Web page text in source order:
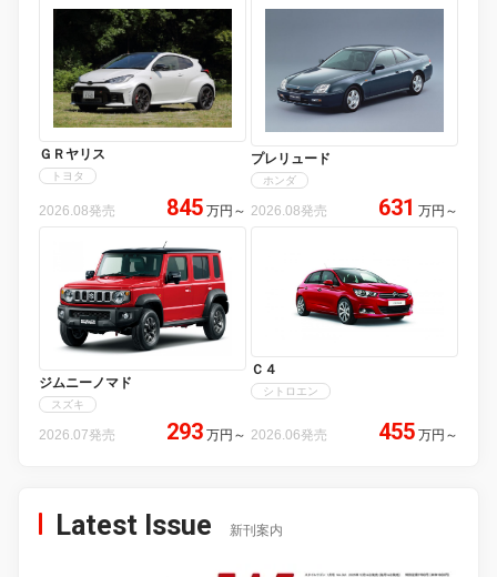
ＧＲヤリス
トヨタ
2026.08発売 845 万円 ～
プレリュード
ホンダ
2026.08発売 631 万円 ～
ジムニーノマド
スズキ
2026.07発売 293 万円 ～
Ｃ４
シトロエン
2026.06発売 455 万円 ～
Latest Issue 新刊案内